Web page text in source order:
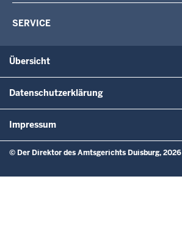
SERVICE
Übersicht
Datenschutzerklärung
Impressum
© Der Direktor des Amtsgerichts Duisburg, 2026